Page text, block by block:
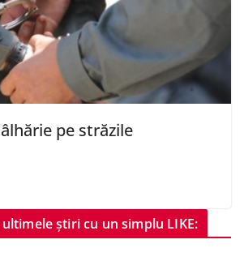
pe străzile
știri cu un simplu LIKE: